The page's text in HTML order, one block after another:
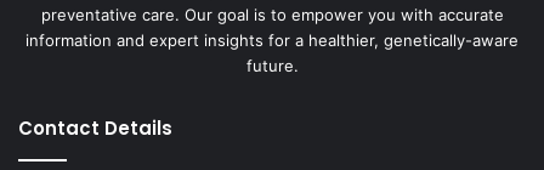
preventative care. Our goal is to empower you with accurate
information and expert insights for a healthier, genetically-aware
future.
Contact Details